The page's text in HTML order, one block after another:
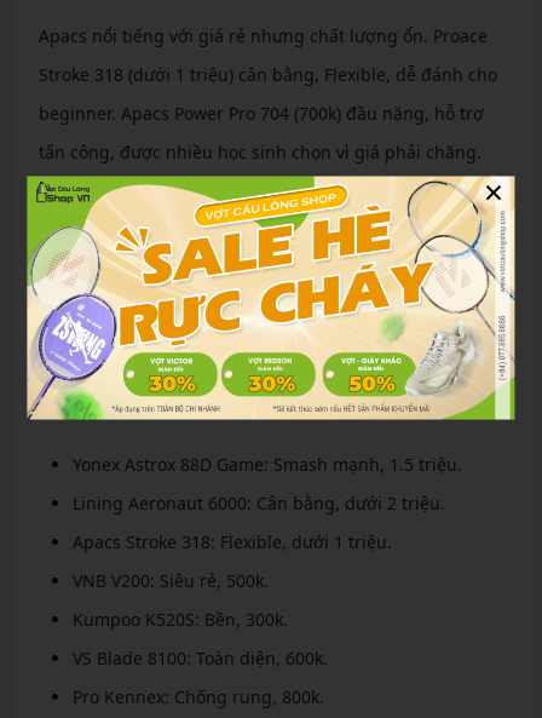
Apacs nổi tiếng với giá rẻ nhưng chất lượng ổn. Proace
Stroke 318 (dưới 1 triệu) cân bằng, Flexible, dễ đánh cho
beginner. Apacs Power Pro 704 (700k) đầu nặng, hỗ trợ
tấn công, được nhiều học sinh chọn vì giá phải chăng.
Review các dòng vợt giá rẻ nổi bật khác
Ngoài ra, VNB V200 (500k) siêu rẻ, nhẹ, phù hợp học
sinh. Kumpoo K520S (300k) trọng lượng 85g, bền bỉ. VS
Blade 8100 (600k) toàn diện. Pro Kennex Power Pro 704
(800k) chống rung tốt. Vicleo Power 900 (500k) dễ sử
dụng. Pride (700k) thiết kế đẹp, chất lượng ổn.
Yonex Astrox 88D Game: Smash mạnh, 1.5 triệu.
Lining Aeronaut 6000: Cân bằng, dưới 2 triệu.
Apacs Stroke 318: Flexible, dưới 1 triệu.
VNB V200: Siêu rẻ, 500k.
Kumpoo K520S: Bền, 300k.
VS Blade 8100: Toàn diện, 600k.
Pro Kennex: Chống rung, 800k.
×